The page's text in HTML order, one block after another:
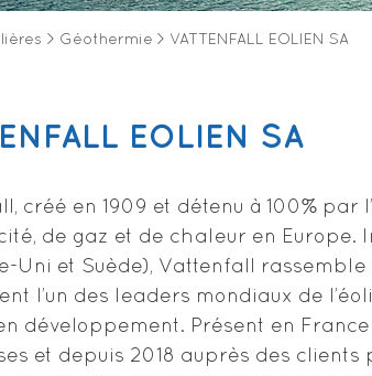
> Géothermie > VATTENFALL EOLIEN SA
EOLIEN SA
créé en 1909 et détenu à 100% par
de gaz et de chaleur en Europe.
Uni et Suède), Vattenfall
l’un des leaders mondiaux de
développement. Présent en
et depuis 2018 auprès des